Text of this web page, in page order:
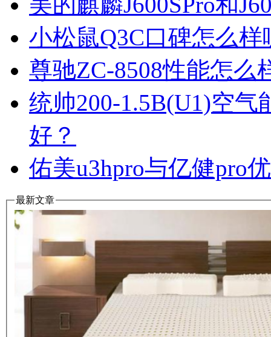
小松鼠Q3C口碑怎么
尊驰ZC-8508性能怎么
统帅200-1.5B(U1)空
好？
佑美u3hpro与亿健pro
最新文章